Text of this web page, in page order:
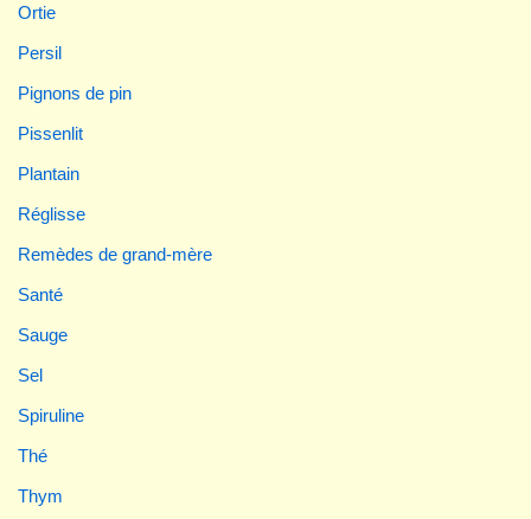
Ortie
Persil
Pignons de pin
Pissenlit
Plantain
Réglisse
Remèdes de grand-mère
Santé
Sauge
Sel
Spiruline
Thé
Thym